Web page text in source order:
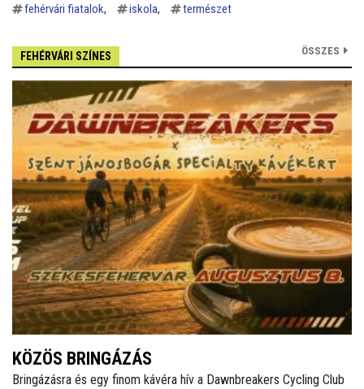
fehérvári fiatalok iskola természet
FEHÉRVÁRI SZÍNES ÖSSZES
KÖZÖS BRINGÁZÁS
Bringázásra és egy finom kávéra hív a Dawnbreakers Cycling Club